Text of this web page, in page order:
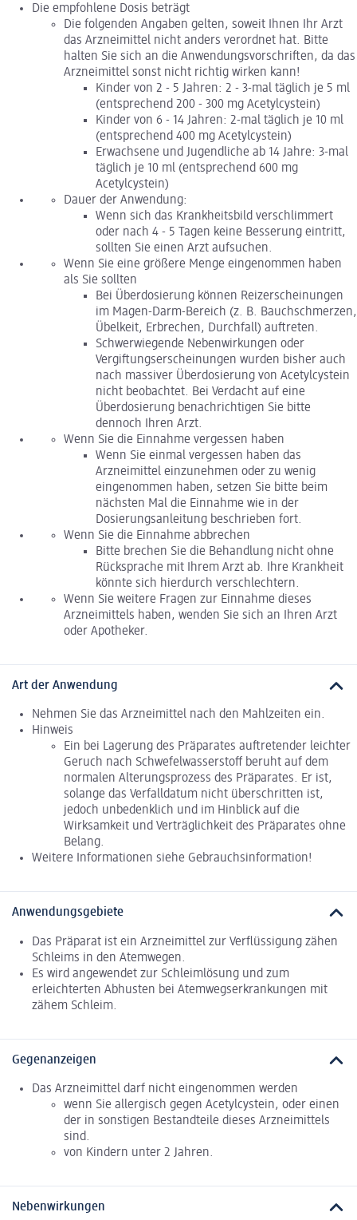
Die empfohlene Dosis beträgt
Die folgenden Angaben gelten, soweit Ihnen Ihr Arzt
das Arzneimittel nicht anders verordnet hat. Bitte
halten Sie sich an die Anwendungsvorschriften, da das
Arzneimittel sonst nicht richtig wirken kann!
Kinder von 2 - 5 Jahren: 2 - 3-mal täglich je 5 ml
(entsprechend 200 - 300 mg Acetylcystein)
Kinder von 6 - 14 Jahren: 2-mal täglich je 10 ml
(entsprechend 400 mg Acetylcystein)
Erwachsene und Jugendliche ab 14 Jahre: 3-mal
täglich je 10 ml (entsprechend 600 mg
Acetylcystein)
Dauer der Anwendung:
Wenn sich das Krankheitsbild verschlimmert
oder nach 4 - 5 Tagen keine Besserung eintritt,
sollten Sie einen Arzt aufsuchen.
Wenn Sie eine größere Menge eingenommen haben
als Sie sollten
Bei Überdosierung können Reizerscheinungen
im Magen-Darm-Bereich (z. B. Bauchschmerzen,
Übelkeit, Erbrechen, Durchfall) auftreten.
Schwerwiegende Nebenwirkungen oder
Vergiftungserscheinungen wurden bisher auch
nach massiver Überdosierung von Acetylcystein
nicht beobachtet. Bei Verdacht auf eine
Überdosierung benachrichtigen Sie bitte
dennoch Ihren Arzt.
Wenn Sie die Einnahme vergessen haben
Wenn Sie einmal vergessen haben das
Arzneimittel einzunehmen oder zu wenig
eingenommen haben, setzen Sie bitte beim
nächsten Mal die Einnahme wie in der
Dosierungsanleitung beschrieben fort.
Wenn Sie die Einnahme abbrechen
Bitte brechen Sie die Behandlung nicht ohne
Rücksprache mit Ihrem Arzt ab. Ihre Krankheit
könnte sich hierdurch verschlechtern.
Wenn Sie weitere Fragen zur Einnahme dieses
Arzneimittels haben, wenden Sie sich an Ihren Arzt
oder Apotheker.
Art der Anwendung
Nehmen Sie das Arzneimittel nach den Mahlzeiten ein.
Hinweis
Ein bei Lagerung des Präparates auftretender leichter
Geruch nach Schwefelwasserstoff beruht auf dem
normalen Alterungsprozess des Präparates. Er ist,
solange das Verfalldatum nicht überschritten ist,
jedoch unbedenklich und im Hinblick auf die
Wirksamkeit und Verträglichkeit des Präparates ohne
Belang.
Weitere Informationen siehe Gebrauchsinformation!
Anwendungsgebiete
Das Präparat ist ein Arzneimittel zur Verflüssigung zähen
Schleims in den Atemwegen.
Es wird angewendet zur Schleimlösung und zum
erleichterten Abhusten bei Atemwegserkrankungen mit
zähem Schleim.
Gegenanzeigen
Das Arzneimittel darf nicht eingenommen werden
wenn Sie allergisch gegen Acetylcystein, oder einen
der in sonstigen Bestandteile dieses Arzneimittels
sind.
von Kindern unter 2 Jahren.
Nebenwirkungen